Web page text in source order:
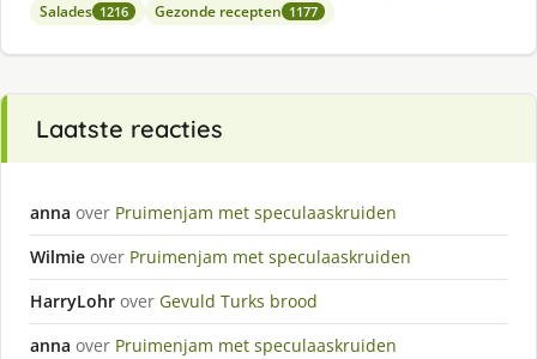
Salades 1216 Gezonde recepten 1177
Laatste reacties
anna over Pruimenjam met speculaaskruiden
Wilmie over Pruimenjam met speculaaskruiden
HarryLohr over Gevuld Turks brood
anna over Pruimenjam met speculaaskruiden